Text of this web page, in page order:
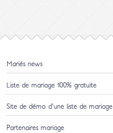
Mariés news
Liste de mariage 100% gratuite
Site de démo d'une liste de mariage
Partenaires mariage